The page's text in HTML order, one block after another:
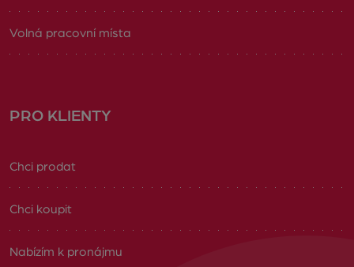
Volná pracovní místa
PRO KLIENTY
Chci prodat
Chci koupit
Nabízím k pronájmu